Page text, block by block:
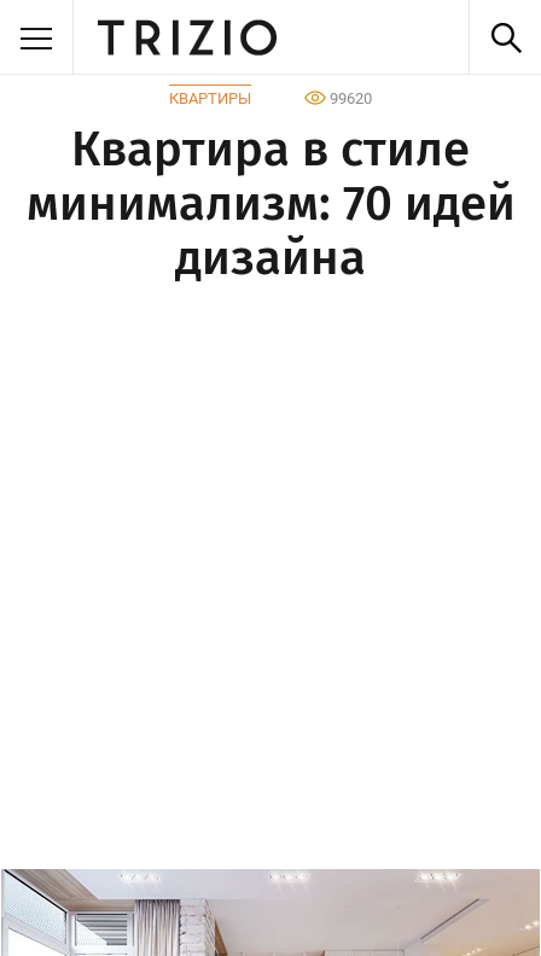
КВАРТИРЫ 99620
Квартира в стиле
минимализм: 70 идей
дизайна